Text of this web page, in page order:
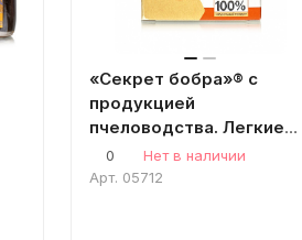
«Секрет бобра»® с
продукцией
пчеловодства. Легкие
легкие. 30 капсул по 0,5г.
Сашера-Мед
0
Нет в наличии
Арт. 05712